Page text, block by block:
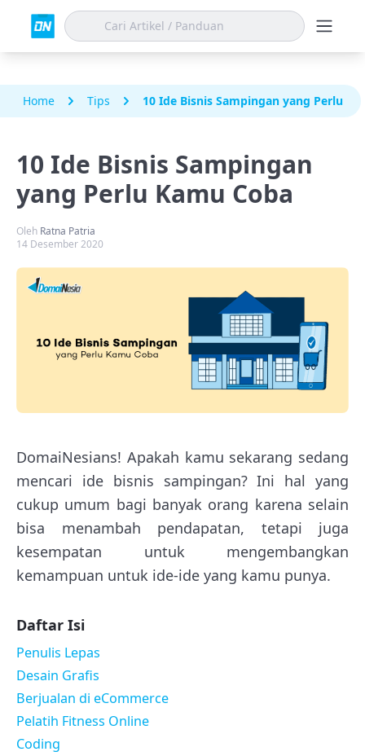
Home Tips 10 Ide Bisnis Sampingan yang Perlu
10 Ide Bisnis Sampingan
yang Perlu Kamu Coba
Oleh Ratna Patria
14 Desember 2020
DomaiNesians! Apakah kamu sekarang sedang
mencari ide bisnis sampingan? Ini hal yang
cukup umum bagi banyak orang karena selain
bisa menambah pendapatan, tetapi juga
kesempatan untuk mengembangkan
kemampuan untuk ide-ide yang kamu punya.
Daftar Isi
Penulis Lepas
Desain Grafis
Berjualan di eCommerce
Pelatih Fitness Online
Coding